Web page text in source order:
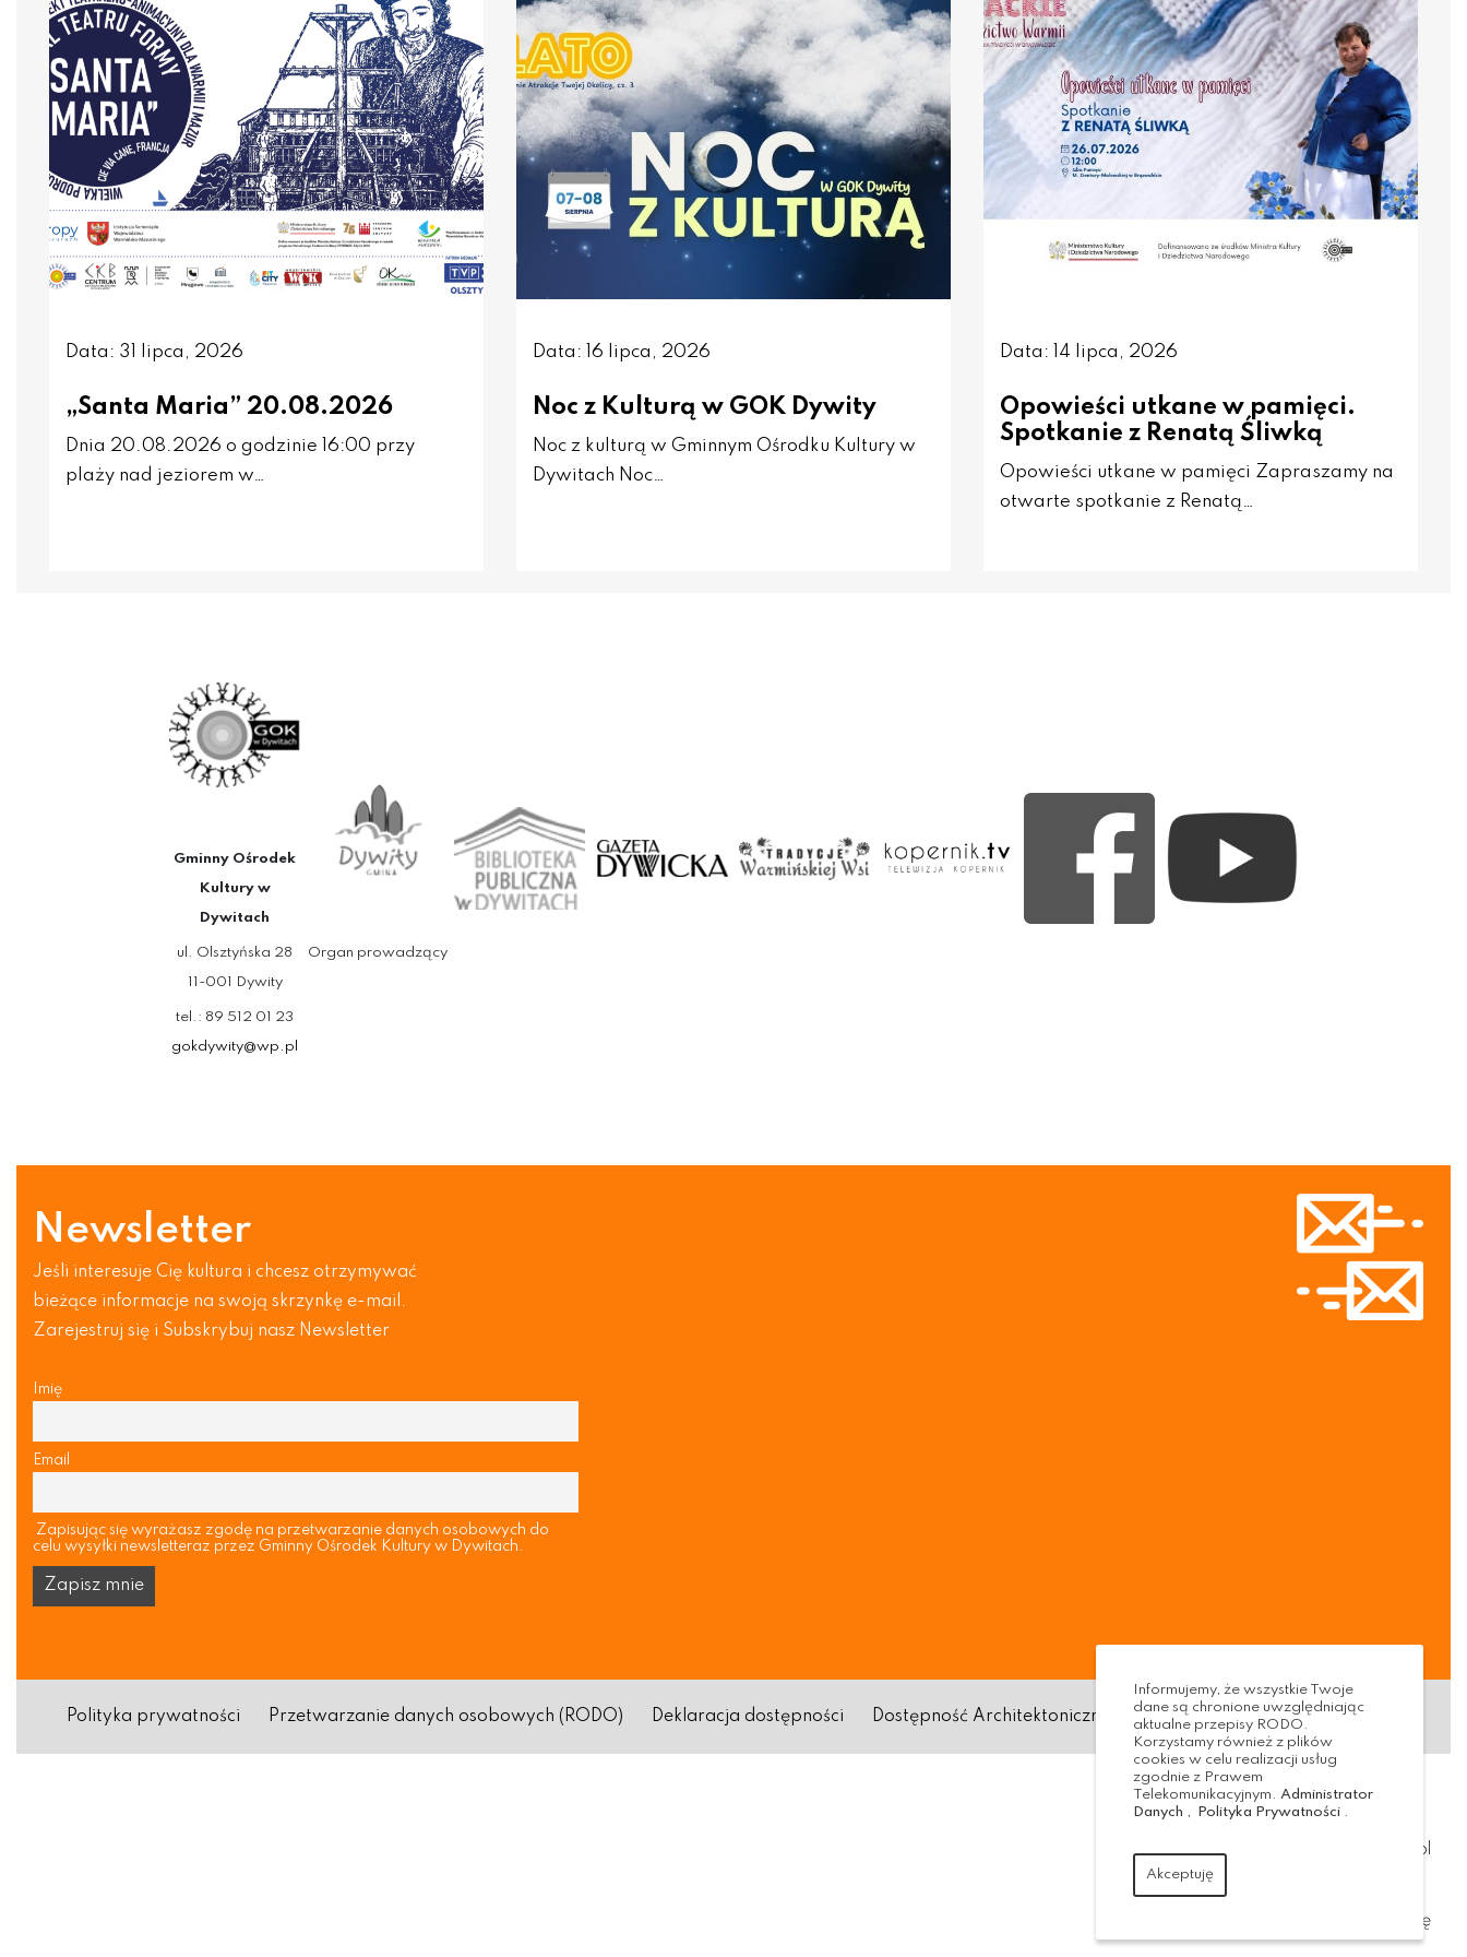
Data: 31 lipca, 2026
„Santa Maria” 20.08.2026
Dnia 20.08.2026 o godzinie 16:00 przy
plaży nad jeziorem w…
Data: 16 lipca, 2026
Noc z Kulturą w GOK Dywity
Noc z kulturą w Gminnym Ośrodku Kultury w
Dywitach Noc…
Data: 14 lipca, 2026
Opowieści utkane w pamięci.
Spotkanie z Renatą Śliwką
Opowieści utkane w pamięci Zapraszamy na
otwarte spotkanie z Renatą…
Gminny Ośrodek
Kultury w
Dywitach
ul. Olsztyńska 28
11-001 Dywity
tel.: 89 512 01 23
gokdywity@wp.pl
Organ prowadzący
Newsletter
Jeśli interesuje Cię kultura i chcesz otrzymywać
bieżące informacje na swoją skrzynkę e-mail.
Zarejestruj się i Subskrybuj nasz Newsletter
Imię
Email
Zapisując się wyrażasz zgodę na przetwarzanie danych osobowych do
celu wysyłki newsletteraz przez Gminny Ośrodek Kultury w Dywitach.
Polityka prywatności Przetwarzanie danych osobowych (RODO) Deklaracja dostępności Dostępność Architektoniczna Standardy ochrony małoletnich
Realizacja: virtualmedia.pl
wróć na górę
Informujemy, że wszystkie Twoje
dane są chronione uwzględniając
aktualne przepisy RODO.
Korzystamy również z plików
cookies w celu realizacji usług
zgodnie z Prawem
Telekomunikacyjnym. Administrator
Danych , Polityka Prywatności .
Akceptuję